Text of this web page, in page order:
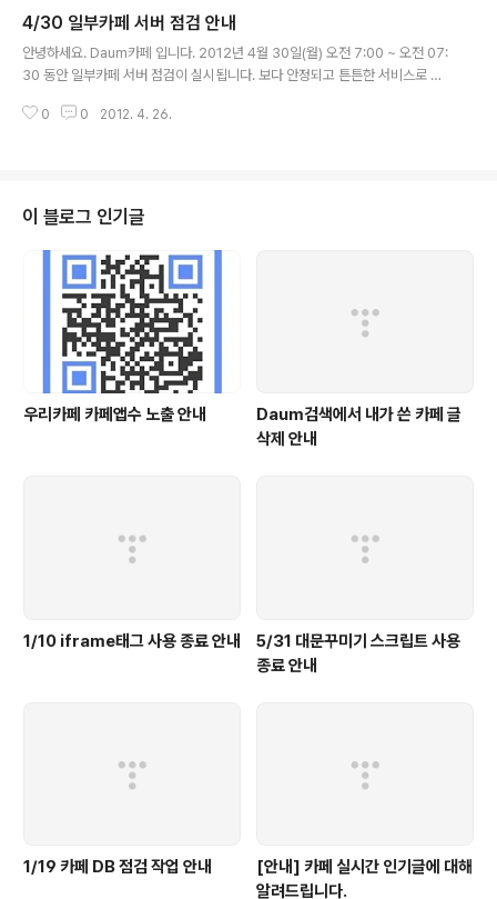
4/30 일부카페 서버 점검 안내
안녕하세요. Daum카페 입니다. 2012년 4월 30일(월) 오전 7:00 ~ 오전 07:
30 동안 일부카페 서버 점검이 실시됩니다. 보다 안정되고 튼튼한 서비스로 거
끝낼 수 있도록 최선을 다하겠습니다. &gt; 카페 점검 안내 작업 ..
0 0 2012. 4. 26.
이 블로그 인기글
우리카페 카페앱수 노출 안내
Daum검색에서 내가 쓴 카페 글
삭제 안내
1/10 iframe태그 사용 종료 안내
5/31 대문꾸미기 스크립트 사용
종료 안내
1/19 카페 DB 점검 작업 안내
[안내] 카페 실시간 인기글에 대해
알려드립니다.